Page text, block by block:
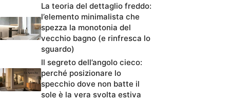
La teoria del dettaglio freddo:
l’elemento minimalista che
spezza la monotonia del
vecchio bagno (e rinfresca lo
sguardo)
Il segreto dell’angolo cieco:
perché posizionare lo
specchio dove non batte il
sole è la vera svolta estiva